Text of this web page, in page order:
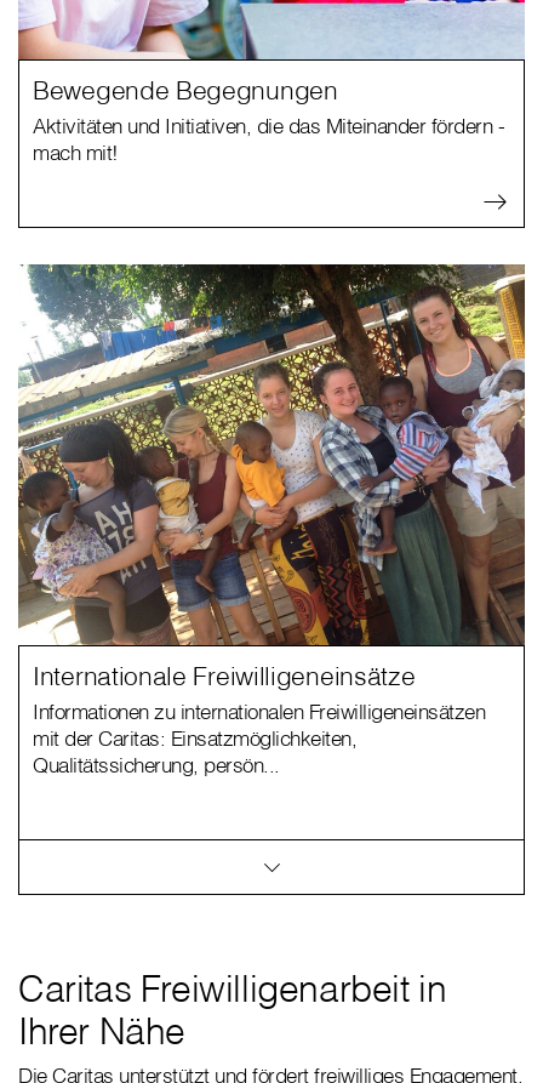
Bewegende Begegnungen
Aktivitäten und Initiativen, die das Miteinander fördern -
mach mit!
Internationale Freiwilligeneinsätze
Informationen zu internationalen Freiwilligeneinsätzen
mit der Caritas: Einsatzmöglichkeiten,
Qualitätssicherung, persön...
Caritas Freiwilligenarbeit in
Ihrer Nähe
Die Caritas unterstützt und fördert freiwilliges Engagement.